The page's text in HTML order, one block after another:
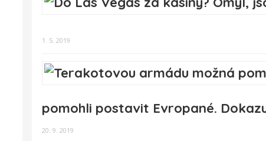
1. 5. 2019
pomohli postavit Evropané.
20. 9. 2019